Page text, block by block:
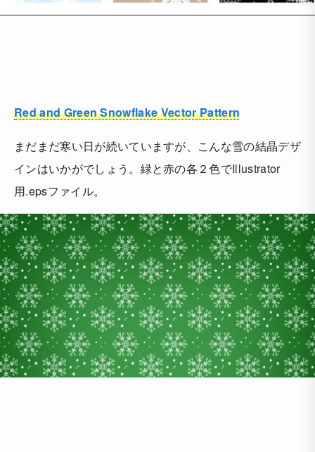
Red and Green Snowflake Vector Pattern
まだまだ寒い日が続いていますが、こんな雪の結晶デザ
インはいかがでしょう。緑と赤の各２色でIllustrator
用.epsファイル。